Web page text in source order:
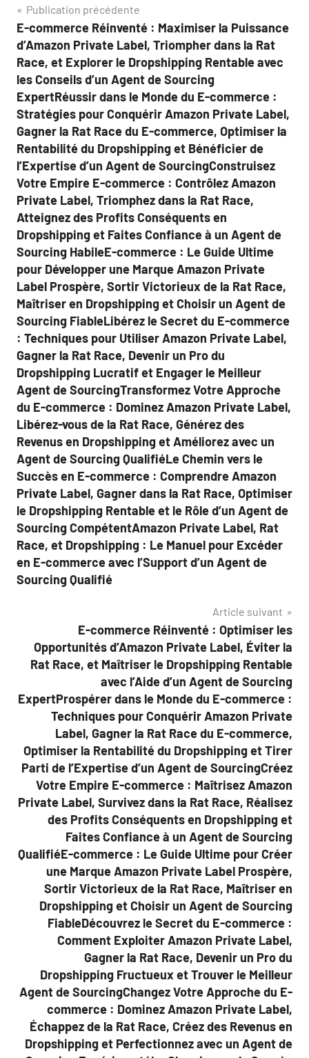
Navigation
de
l’article
Publication précédente
E-commerce Réinventé : Maximiser la Puissance
d’Amazon Private Label, Triompher dans la Rat
Race, et Explorer le Dropshipping Rentable avec
les Conseils d’un Agent de Sourcing
ExpertRéussir dans le Monde du E-commerce :
Stratégies pour Conquérir Amazon Private Label,
Gagner la Rat Race du E-commerce, Optimiser la
Rentabilité du Dropshipping et Bénéficier de
l’Expertise d’un Agent de SourcingConstruisez
Votre Empire E-commerce : Contrôlez Amazon
Private Label, Triomphez dans la Rat Race,
Atteignez des Profits Conséquents en
Dropshipping et Faites Confiance à un Agent de
Sourcing HabileE-commerce : Le Guide Ultime
pour Développer une Marque Amazon Private
Label Prospère, Sortir Victorieux de la Rat Race,
Maîtriser en Dropshipping et Choisir un Agent de
Sourcing FiableLibérez le Secret du E-commerce
: Techniques pour Utiliser Amazon Private Label,
Gagner la Rat Race, Devenir un Pro du
Dropshipping Lucratif et Engager le Meilleur
Agent de SourcingTransformez Votre Approche
du E-commerce : Dominez Amazon Private Label,
Libérez-vous de la Rat Race, Générez des
Revenus en Dropshipping et Améliorez avec un
Agent de Sourcing QualifiéLe Chemin vers le
Succès en E-commerce : Comprendre Amazon
Private Label, Gagner dans la Rat Race, Optimiser
le Dropshipping Rentable et le Rôle d’un Agent de
Sourcing CompétentAmazon Private Label, Rat
Race, et Dropshipping : Le Manuel pour Excéder
en E-commerce avec l’Support d’un Agent de
Sourcing Qualifié
Article suivant
E-commerce Réinventé : Optimiser les
Opportunités d’Amazon Private Label, Éviter la
Rat Race, et Maîtriser le Dropshipping Rentable
avec l’Aide d’un Agent de Sourcing
ExpertProspérer dans le Monde du E-commerce :
Techniques pour Conquérir Amazon Private
Label, Gagner la Rat Race du E-commerce,
Optimiser la Rentabilité du Dropshipping et Tirer
Parti de l’Expertise d’un Agent de SourcingCréez
Votre Empire E-commerce : Maîtrisez Amazon
Private Label, Survivez dans la Rat Race, Réalisez
des Profits Conséquents en Dropshipping et
Faites Confiance à un Agent de Sourcing
QualifiéE-commerce : Le Guide Ultime pour Créer
une Marque Amazon Private Label Prospère,
Sortir Victorieux de la Rat Race, Maîtriser en
Dropshipping et Choisir un Agent de Sourcing
FiableDécouvrez le Secret du E-commerce :
Comment Exploiter Amazon Private Label,
Gagner la Rat Race, Devenir un Pro du
Dropshipping Fructueux et Trouver le Meilleur
Agent de SourcingChangez Votre Approche du E-
commerce : Dominez Amazon Private Label,
Échappez de la Rat Race, Créez des Revenus en
Dropshipping et Perfectionnez avec un Agent de